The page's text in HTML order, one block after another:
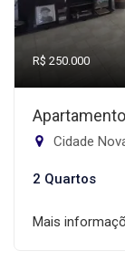
R$ 250.000
Cidade
2 Quartos
Mais